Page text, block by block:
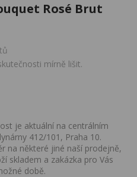
Rosé Brut
mírně lišit.
je aktuální na centrálním
412/101, Praha 10.
na některé jiné naší prodejně,
skladem a zakázka pro Vás
době.